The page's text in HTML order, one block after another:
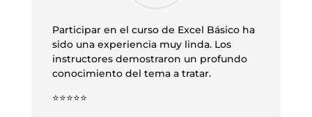
Participar en el curso de Excel Básico ha
sido una experiencia muy linda. Los
instructores demostraron un profundo
conocimiento del tema a tratar.
⭐⭐⭐⭐⭐